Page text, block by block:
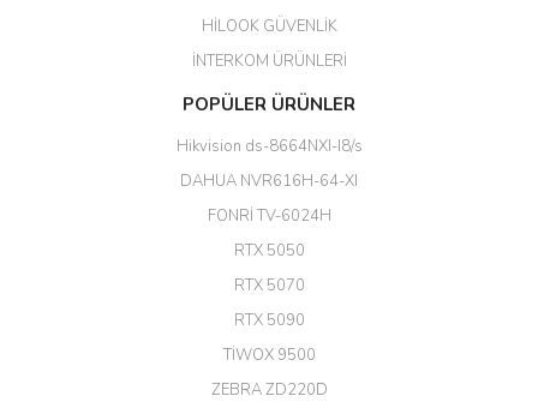
Erdal Cingöz | 07/02/2026
Başarılı. Bu vasıfta bir ürünü bu
kadar uygun fiyata bulabilmek
büyük şans. Güvenliticaret
(HIKVISION DS-3E0326P-E/M(B)
EROL ÇAKMAK | 26/12/2025
HİLOOK GÜVENLİK
İNTERKOM ÜRÜNLERİ
POPÜLER ÜRÜNLER
Hikvision ds-8664NXI-I8/s
DAHUA NVR616H-64-XI
FONRİ TV-6024H
RTX 5050
RTX 5070
RTX 5090
TİWOX 9500
ZEBRA ZD220D